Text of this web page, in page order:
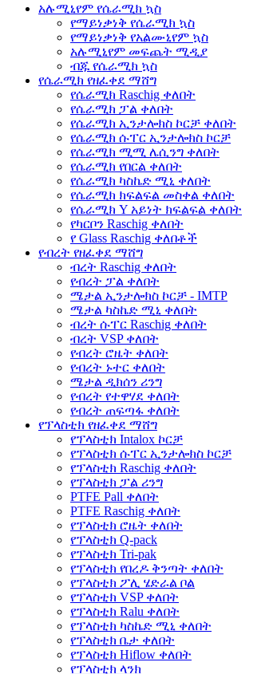
አሉሚኒየም የሴራሚክ ኳስ
የማይነቃነቅ የሴራሚክ ኳስ
የማይነቃነቅ የአልሙኒየም ኳስ
አሉሚኒየም መፍጨት ሚዲያ
ብጁ የሴራሚክ ኳስ
የሴራሚክ የዘፈቀደ ማሸግ
የሴራሚክ Raschig ቀለበት
የሴራሚክ ፓል ቀለበት
የሴራሚክ ኢንታሎክስ ኮርቻ ቀለበት
የሴራሚክ ሱፐር ኢንታሎክስ ኮርቻ
የሴራሚክ ሚሚ ሌሲንግ ቀለበት
የሴራሚክ የበርል ቀለበት
የሴራሚክ ካስኬድ ሚኒ ቀለበት
የሴራሚክ ክፍልፍል መስቀል ቀለበት
የሴራሚክ Y አይነት ክፍልፍል ቀለበት
የካርቦን Raschig ቀለበት
የ Glass Raschig ቀለበቶች
የብረት የዘፈቀደ ማሸግ
ብረት Raschig ቀለበት
የብረት ፓል ቀለበት
ሜታል ኢንታሎክስ ኮርቻ - IMTP
ሜታል ካስኬድ ሚኒ ቀለበት
ብረት ሱፐር Raschig ቀለበት
ብረት VSP ቀለበት
የብረት ሮዜት ቀለበት
የብረት ኑተር ቀለበት
ሜታል ዲክሰን ሪንግ
የብረት የተዋሃደ ቀለበት
የብረት ጠፍጣፋ ቀለበት
የፕላስቲክ የዘፈቀደ ማሸግ
የፕላስቲክ Intalox ኮርቻ
የፕላስቲክ ሱፐር ኢንታሎክስ ኮርቻ
የፕላስቲክ Raschig ቀለበት
የፕላስቲክ ፓል ሪንግ
PTFE Pall ቀለበት
PTFE Raschig ቀለበት
የፕላስቲክ ሮዜት ቀለበት
የፕላስቲክ Q-pack
የፕላስቲክ Tri-pak
የፕላስቲክ የበረዶ ቅንጣት ቀለበት
የፕላስቲክ ፖሊ ሄድራል ቦል
የፕላስቲክ VSP ቀለበት
የፕላስቲክ Ralu ቀለበት
የፕላስቲክ ካስኬድ ሚኒ ቀለበት
የፕላስቲክ ቤታ ቀለበት
የፕላስቲክ Hiflow ቀለበት
የፕላስቲክ ላንክ